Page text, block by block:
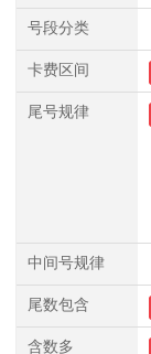
号段分类
卡费区间
尾号规律
中间号规律
尾数包含
含数多